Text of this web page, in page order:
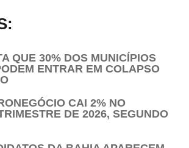
QUE 30% DOS MUNICÍPIOS
ENTRAR EM COLAPSO
CAI 2% NO
DE 2026, SEGUNDO